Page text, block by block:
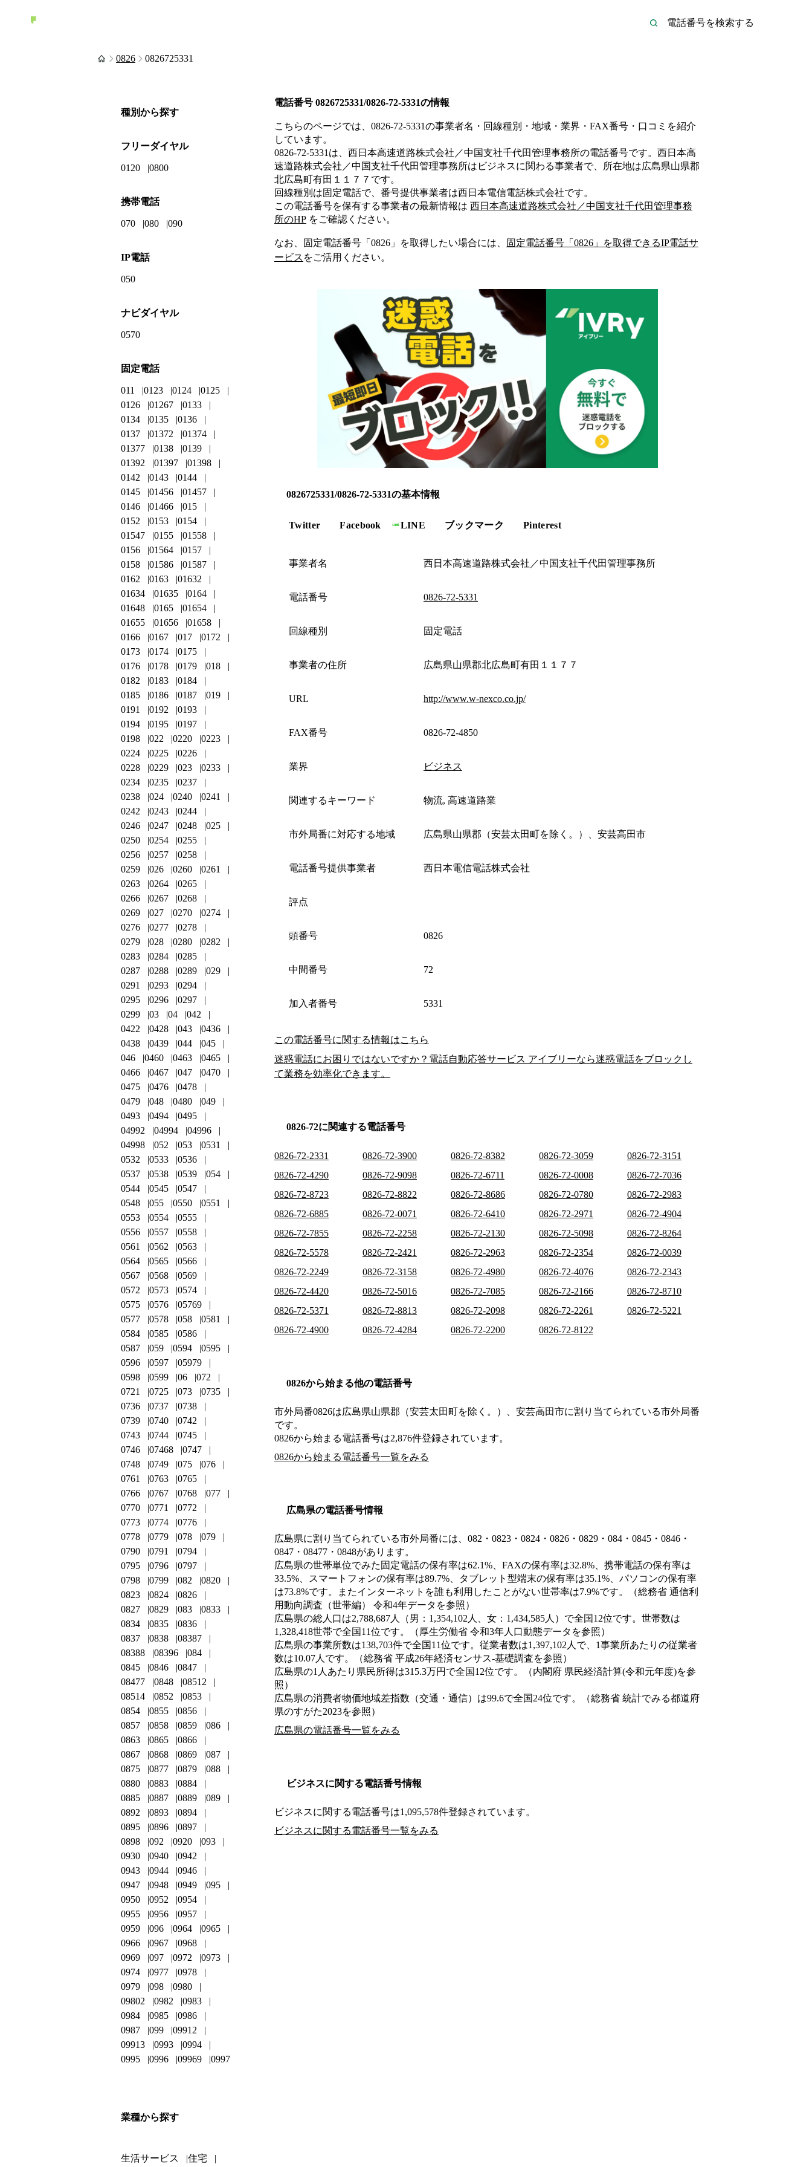
0826 0826725331
電話番号 0826725331/0826-72-5331の情報
こちらのページでは、 0826-72-5331の事業者名・回線種別・地域・業界・FAX番号・口コミを紹介
しています。
0826-72-5331 は、 西日本高速道路株式会社／中国支社千代田管理事務所の電話番号です。 西日本高
速道路株式会社／中国支社千代田管理事務所は ビジネスに関わる事業者で、所在地は広島県山県郡
北広島町有田１１７７ です。
回線種別は固定電話で、番号提供事業者は西日本電信電話株式会社です。
この電話番号を保有する事業者の最新情報は 西日本高速道路株式会社／中国支社千代田管理事務
所のHP をご確認ください。
なお、固定電話番号「 0826 」を取得したい場合には、 固定電話番号「 0826 」を取得できるIP電話サ
ービス をご活用ください。
0826725331/0826-72-5331の基本情報
Twitter Facebook LINE ブックマーク Pinterest
事業者名 西日本高速道路株式会社／中国支社千代田管理事務所
電話番号 0826-72-5331
回線種別 固定電話
事業者の住所 広島県山県郡北広島町有田１１７７
URL http://www.w-nexco.co.jp/
FAX番号 0826-72-4850
業界 ビジネス
関連するキーワード 物流, 高速道路業
市外局番に対応する地域 広島県山県郡（安芸太田町を除く。）、安芸高田市
電話番号提供事業者 西日本電信電話株式会社
評点
頭番号 0826
中間番号 72
加入者番号 5331
この電話番号に関する情報はこちら
迷惑電話にお困りではないですか？電話自動応答サービス アイブリーなら迷惑電話をブロックし
て業務を効率化できます。
0826-72に関連する電話番号
0826-72-2331 0826-72-3900 0826-72-8382 0826-72-3059
0826-72-3151
0826-72-4290
0826-72-9098 0826-72-6711 0826-72-0008
0826-72-7036
0826-72-8723
0826-72-8822 0826-72-8686 0826-72-0780
0826-72-2983
0826-72-6885
0826-72-0071 0826-72-6410 0826-72-2971
0826-72-4904
0826-72-7855
0826-72-2258 0826-72-2130 0826-72-5098
0826-72-8264
0826-72-5578
0826-72-2421 0826-72-2963 0826-72-2354
0826-72-0039
0826-72-2249
0826-72-3158 0826-72-4980 0826-72-4076
0826-72-2343
0826-72-4420
0826-72-5016 0826-72-7085 0826-72-2166
0826-72-8710
0826-72-5371
0826-72-8813 0826-72-2098 0826-72-2261
0826-72-5221
0826-72-4900
0826-72-4284 0826-72-2200 0826-72-8122
0826から始まる他の電話番号
市外局番0826は広島県山県郡（安芸太田町を除く。）、安芸高田市に割り当てられている市外局番
です。
0826から始まる電話番号は2,876件登録されています。
0826から始まる電話番号一覧をみる
広島県の電話番号情報
広島県に割り当てられている市外局番には、082・0823・0824・0826・0829・084・0845・0846・
0847・08477・0848があります。
広島県の世帯単位でみた固定電話の保有率は62.1%、FAXの保有率は32.8%、携帯電話の保有率は
33.5%、スマートフォンの保有率は89.7%、タブレット型端末の保有率は35.1%、パソコンの保有率
は73.8%です。またインターネットを誰も利用したことがない世帯率は7.9%です。（総務省 通信利
用動向調査（世帯編） 令和4年データを参照）
広島県の総人口は2,788,687人（男：1,354,102人、女：1,434,585人）で全国12位です。世帯数は
1,328,418世帯で全国11位です。（厚生労働省 令和3年人口動態データを参照）
広島県の事業所数は138,703件で全国11位です。従業者数は1,397,102人で、1事業所あたりの従業者
数は10.07人です。（総務省 平成26年経済センサス‐基礎調査を参照）
広島県の1人あたり県民所得は315.3万円で全国12位です。（内閣府 県民経済計算(令和元年度)を参
照）
広島県の消費者物価地域差指数（交通・通信）は99.6で全国24位です。（総務省 統計でみる都道府
県のすがた2023を参照）
広島県の電話番号一覧をみる
ビジネスに関する電話番号情報
ビジネスに関する電話番号は1,095,578件登録されています。
ビジネスに関する電話番号一覧をみる
種別から探す
フリーダイヤル
0120 0800
携帯電話
070 080 090
IP電話
050
ナビダイヤル
0570
固定電話
011 0123 0124
0125
0126
01267
0133
0134
0135
0136
0137
01372
01374
01377
0138
0139
01392
01397
01398
0142
0143
0144
0145
01456
01457
0146
01466
015
0152
0153
0154
01547
0155
01558
0156
01564
0157
0158
01586
01587
0162
0163
01632
01634
01635
0164
01648
0165
01654
01655
01656
01658
0166
0167 017
0172
0173
0174
0175
0176
0178 0179
018
0182
0183
0184
0185
0186 0187
019
0191
0192
0193
0194
0195
0197
0198
022 0220
0223
0224
0225
0226
0228
0229 023
0233
0234
0235
0237
0238
024 0240
0241
0242
0243
0244
0246
0247 0248
025
0250
0254
0255
0256
0257
0258
0259
026 0260
0261
0263
0264
0265
0266
0267
0268
0269
027 0270
0274
0276
0277
0278
0279
028 0280
0282
0283
0284
0285
0287
0288 0289
029
0291
0293
0294
0295
0296
0297
0299
03 04
042
0422
0428 043
0436
0438
0439 044
045
046
0460 0463
0465
0466
0467 047
0470
0475
0476
0478
0479
048 0480
049
0493
0494
0495
04992
04994
04996
04998
052 053
0531
0532
0533
0536
0537
0538 0539
054
0544
0545
0547
0548
055 0550
0551
0553
0554
0555
0556
0557
0558
0561
0562
0563
0564
0565
0566
0567
0568
0569
0572
0573
0574
0575
0576
05769
0577
0578 058
0581
0584
0585
0586
0587
059 0594
0595
0596
0597
05979
0598
0599 06
072
0721
0725 073
0735
0736
0737
0738
0739
0740
0742
0743
0744
0745
0746
07468
0747
0748
0749 075
076
0761
0763
0765
0766
0767 0768
077
0770
0771
0772
0773
0774
0776
0778
0779 078
079
0790
0791
0794
0795
0796
0797
0798
0799 082
0820
0823
0824
0826
0827
0829 083
0833
0834
0835
0836
0837
0838
08387
08388
08396
084
0845
0846
0847
08477
0848
08512
08514
0852
0853
0854
0855
0856
0857
0858 0859
086
0863
0865
0866
0867
0868 0869
087
0875
0877 0879
088
0880
0883
0884
0885
0887 0889
089
0892
0893
0894
0895
0896
0897
0898
092 0920
093
0930
0940
0942
0943
0944
0946
0947
0948 0949
095
0950
0952
0954
0955
0956
0957
0959
096 0964
0965
0966
0967
0968
0969
097 0972
0973
0974
0977
0978
0979
098
0980
09802
0982
0983
0984
0985
0986
0987
099
09912
09913
0993
0994
0995
0996 09969 0997
業種から探す
生活サービス 住宅